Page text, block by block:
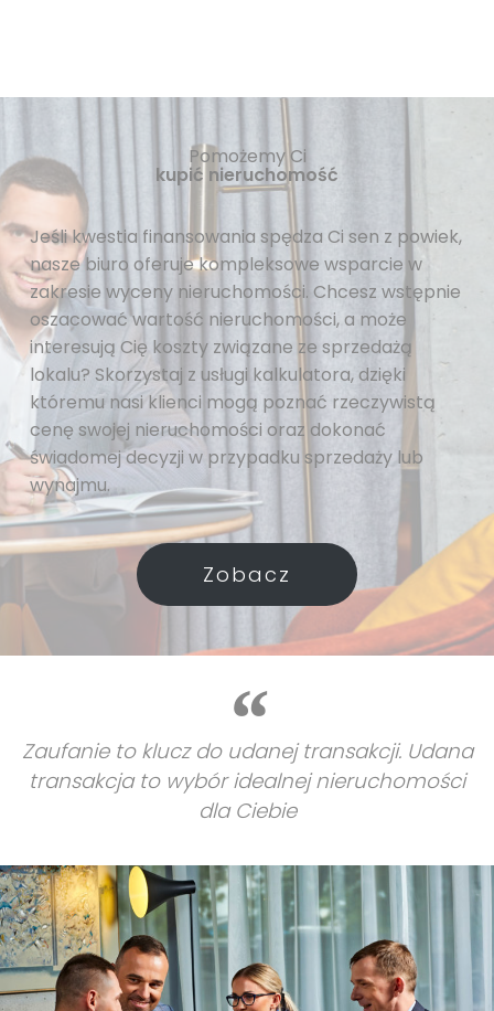
Pomożemy Ci
kupić nieruchomość
Jeśli kwestia finansowania spędza Ci sen z powiek,
nasze biuro oferuje kompleksowe wsparcie w
zakresie wyceny nieruchomości. Chcesz wstępnie
oszacować wartość nieruchomości, a może
interesują Cię koszty związane ze sprzedażą
lokalu? Skorzystaj z usługi kalkulatora, dzięki
któremu nasi klienci mogą poznać rzeczywistą
cenę swojej nieruchomości oraz dokonać
świadomej decyzji w przypadku sprzedaży lub
wynajmu.
Zobacz
Zaufanie to klucz do udanej transakcji. Udana
transakcja to wybór idealnej nieruchomości
dla Ciebie